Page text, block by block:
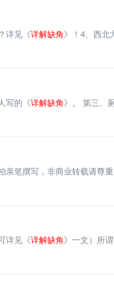
详见《详解缺角》！4、西北
写的《详解缺角》。 第三、
笔撰写，非商业转载请尊
详见《详解缺角》一文）所